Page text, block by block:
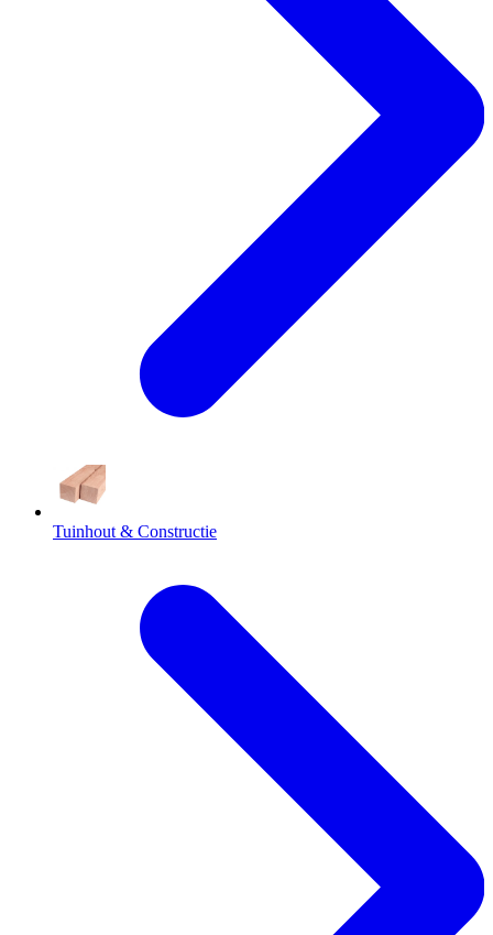
Tuinhout & Constructie